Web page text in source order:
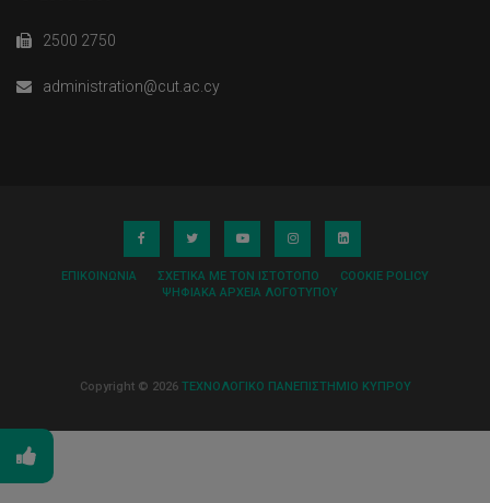
2500 2750
administration@cut.ac.cy
ΕΠΙΚΟΙΝΩΝΊΑ ΣΧΕΤΙΚΆ ΜΕ ΤΟΝ ΙΣΤΌΤΟΠΟ
COOKIE POLICY
ΨΗΦΙΑΚΆ ΑΡΧΕΊΑ ΛΟΓΌΤΥΠΟΥ
Copyright © 2026 ΤΕΧΝΟΛΟΓΙΚΟ ΠΑΝΕΠΙΣΤΗΜΙΟ ΚΥΠΡΟΥ